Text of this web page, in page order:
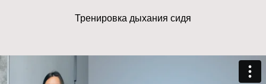
Тренировка дыхания сидя